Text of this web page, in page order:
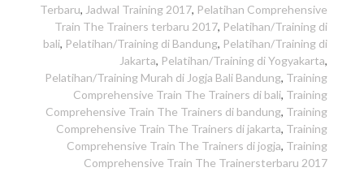
Terbaru, Jadwal Training 2017, Pelatihan Comprehensive
Train The Trainers terbaru 2017, Pelatihan/Training di
bali, Pelatihan/Training di Bandung, Pelatihan/Training di
Jakarta, Pelatihan/Training di Yogyakarta,
Pelatihan/Training Murah di Jogja Bali Bandung, Training
Comprehensive Train The Trainers di bali, Training
Comprehensive Train The Trainers di bandung, Training
Comprehensive Train The Trainers di jakarta, Training
Comprehensive Train The Trainers di jogja, Training
Comprehensive Train The Trainersterbaru 2017